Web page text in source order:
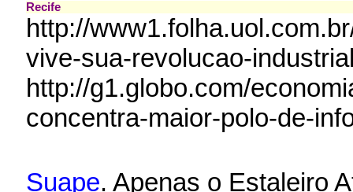
Recife
http://
vive-sua-revolucao-
http://g1.globo.com/
concentra-maior-polo-de-
Suape. Apenas o Estaleiro